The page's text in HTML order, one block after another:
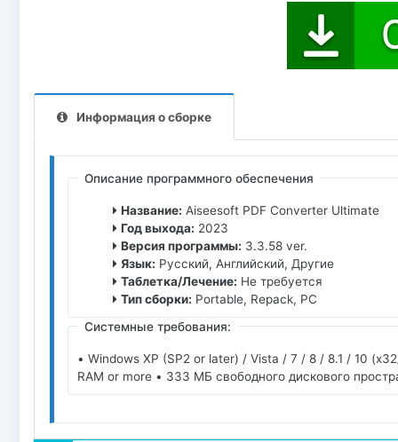
Информация о сборке
Описание программного обеспечения
Название: Aiseesoft PDF Converter Ultimate
Год выхода: 2023
Версия программы: 3.3.58 ver.
Язык: Русский, Английский, Другие
Таблетка/Лечение: Не требуется
Тип сборки: Portable, Repack, PC
Системные требования:
• Windows XP (SP2 or later) / Vista / 7 / 8 / 8.1 / 10
RAM or more • 333 МБ свободного дискового